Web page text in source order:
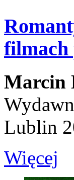
filmach
Marcin
Lublin
Więcej